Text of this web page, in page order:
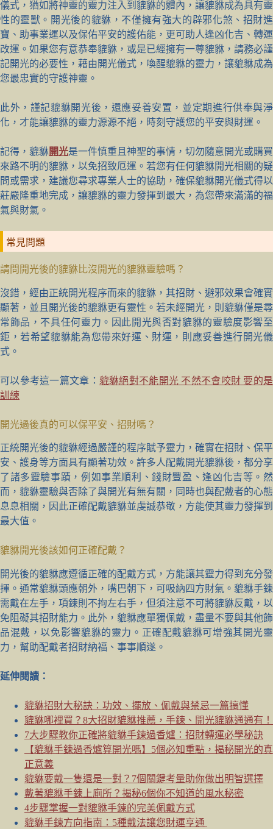
儀式，猶如將神靈的靈力注入到貔貅的體內，讓貔貅成為具有靈
性的靈獸。開光後的貔貅，不僅擁有強大的辟邪化煞、招財進
寶、助事業運以及保佑平安的護佑能，更可助人逢凶化吉、轉運
改運。如果您有意恭奉貔貅，或是已經擁有一尊貔貅，請務必謹
記開光的必要性，藉由開光儀式，喚醒貔貅的靈力，讓貔貅成為
您最忠實的守護神靈。
此外，謹記貔貅開光後，還應妥善安置，並定期進行供奉與淨
化，才能讓貔貅的靈力源源不絕，時刻守護您的平安與財運。
記得，貔貅開光是一件慎重且神聖的事情，切勿隨意開光或購買
來路不明的貔貅，以免招致厄運。若您有任何貔貅開光相關的疑
問或需求，建議您尋求專業人士的協助，確保貔貅開光儀式得以
莊嚴隆重地完成，讓貔貅的靈力發揮到最大，為您帶來滿滿的福
氣與財氣。
常見問題
請問開光後的貔貅比沒開光的貔貅靈驗嗎？
沒錯，經由正統開光程序而來的貔貅，其招財、避邪效果會確實
顯著，並且開光後的貔貅更有靈性。若未經開光，則貔貅僅是尋
常飾品，不具任何靈力。因此開光與否對貔貅的靈驗度影響至
鉅，若希望貔貅能為您帶來好運、財運，則應妥善進行開光儀
式。
可以參考這一篇文章： 貔貅絕對不能開光 不然不會咬財 要的是
訓練
開光過後真的可以保平安、招財嗎？
正統開光後的貔貅經過嚴謹的程序賦予靈力，確實在招財、保平
安、護身等方面具有顯著功效。許多人配戴開光貔貅後，都分享
了諸多靈驗事蹟，例如事業順利、錢財豐盈、逢凶化吉等。然
而，貔貅靈驗與否除了與開光有無有關，同時也與配戴者的心態
息息相關，因此正確配戴貔貅並虔誠恭敬，方能使其靈力發揮到
最大值。
貔貅開光後該如何正確配戴？
開光後的貔貅應遵循正確的配戴方式，方能讓其靈力得到充分發
揮。通常貔貅頭應朝外，嘴巴朝下，可吸納四方財氣。貔貅手鍊
需戴在左手，項鍊則不拘左右手，但須注意不可將貔貅反戴，以
免阻礙其招財能力。此外，貔貅應單獨佩戴，盡量不要與其他飾
品混戴，以免影響貔貅的靈力。正確配戴貔貅可增強其開光靈
力，幫助配戴者招財納福、事事順遂。
延伸閱讀：
貔貅招財大秘訣：功效、擺放、佩戴與禁忌一篇搞懂
貔貅哪裡買？8大招財貔貅推薦，手鍊、開光貔貅通通有！
7大步驟教你正確將貔貅手鍊過香爐：招財轉運必學秘訣
【貔貅手鍊過香爐算開光嗎】5個必知重點，揭秘開光的真
正意義
貔貅要戴一隻還是一對？7個關鍵考量助你做出明智選擇
戴著貔貅手鍊上廁所？揭秘6個你不知道的風水秘密
4步驟掌握一對貔貅手鍊的完美佩戴方式
貔貅手鍊方向指南：5種戴法讓您財運亨通